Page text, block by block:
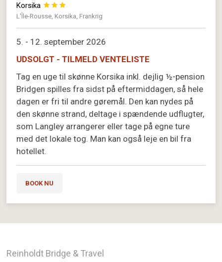
Korsika 


L'Île-Rousse, Korsika, Frankrig
5. - 12. september 2026
UDSOLGT - TILMELD VENTELISTE
Tag en uge til skønne Korsika inkl. dejlig ½-pension
Bridgen spilles fra sidst på eftermiddagen, så hele
dagen er fri til andre gøremål. Den kan nydes på
den skønne strand, deltage i spændende udflugter,
som Langley arrangerer eller tage på egne ture
med det lokale tog. Man kan også leje en bil fra
hotellet.
BOOK NU
Reinholdt Bridge & Travel